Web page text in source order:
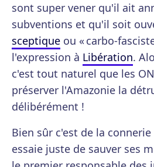
sont super vener qu'il ait
subventions et qu'il soit
sceptique ou « carbo-
l'expression à Libération.
c'est tout naturel que les
préserver l'Amazonie la
délibérément !
Bien sûr c'est de la
essaie juste de sauver ses